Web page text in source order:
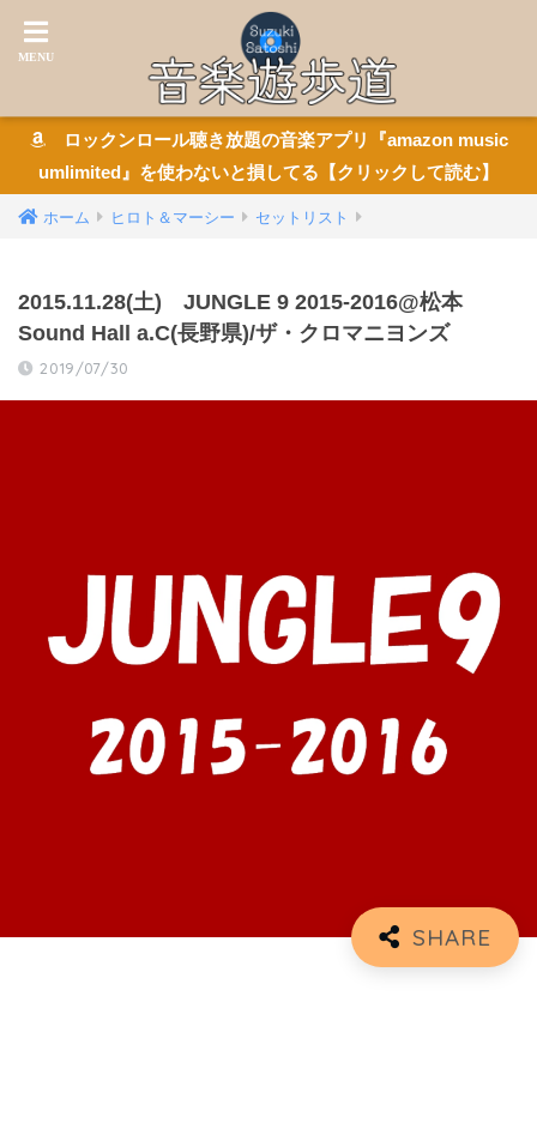
ロックンロール聴き放題の音楽アプリ『amazon music
umlimited』を使わないと損してる【クリックして読む】
ホーム ヒロト＆マーシー セットリスト
2015.11.28(土) JUNGLE 9 2015-2016@松本
Sound Hall a.C(長野県)/ザ・クロマニヨンズ
2019/07/30